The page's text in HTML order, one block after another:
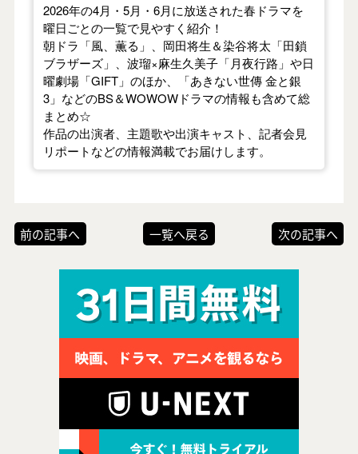
2026年の4月・5月・6月に放送された春ドラマを
曜日ごとの一覧で見やすく紹介！
朝ドラ「風、薫る」、岡田将生＆染谷将太「田鎖
ブラザーズ」、波瑠×麻生久美子「月夜行路」や日
曜劇場「GIFT」のほか、「あきない世傳 金と銀
3」などのBS＆WOWOWドラマの情報も含めて総
まとめ☆
作品の出演者、主題歌や出演キャスト、記者会見
リポートなどの情報満載でお届けします。
前の記事へ 一覧へ戻る 次の記事へ